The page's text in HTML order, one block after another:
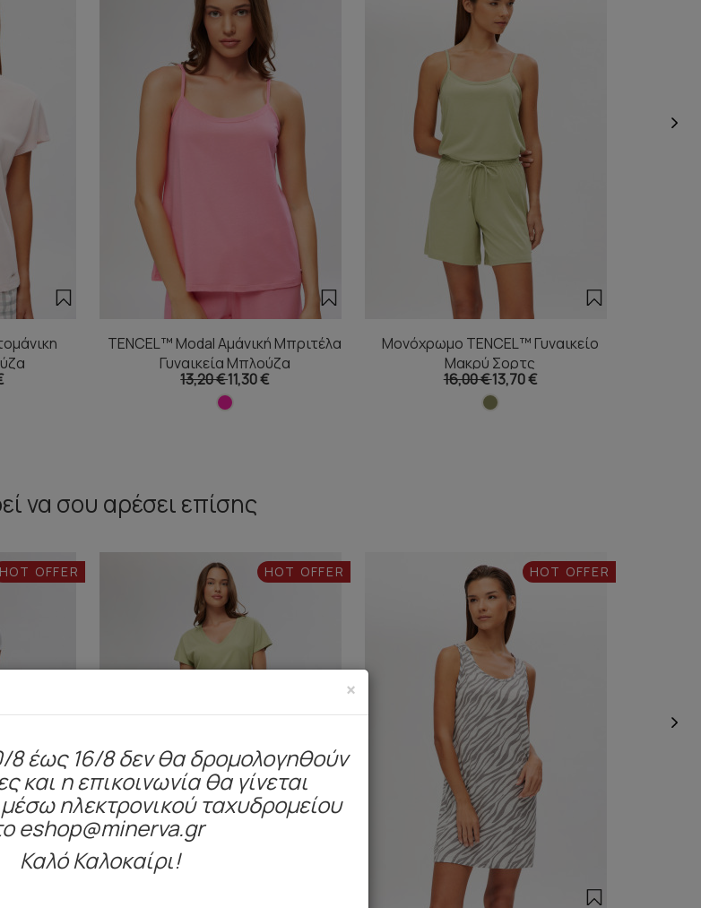
TENCEL™ Modal Αμάνική Μπριτέλα
Γυναικεία Μπλούζα
13,20 €11,30 €
Μονόχρωμο TENCEL™ Γυναικείο
Μακρύ Σορτς
16,00 €13,70 €
να σου αρέσει επίσης
HOT OFFER HOT OFFER HOT OFFER
×
8 έως 16/8 δεν θα δρομολογηθούν
και η επικοινωνία θα γίνεται
ηλεκτρονικού ταχυδρομείου
eshop@minerva.gr
Καλό Καλοκαίρι!